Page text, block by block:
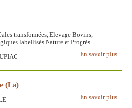
transformées, Elevage Bovins,
labellisés Nature et Progrès
En savoir plus
(La)
En savoir plus